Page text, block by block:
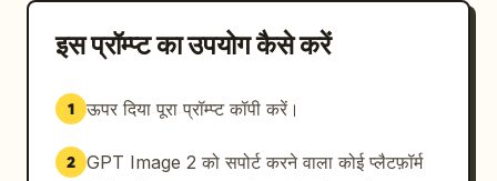
इस प्रॉम्प्ट का उपयोग कैसे करें
1 ऊपर दिया पूरा प्रॉम्प्ट कॉपी करें।
2 GPT Image 2 को सपोर्ट करने वाला कोई प्लैटफ़ॉर्म